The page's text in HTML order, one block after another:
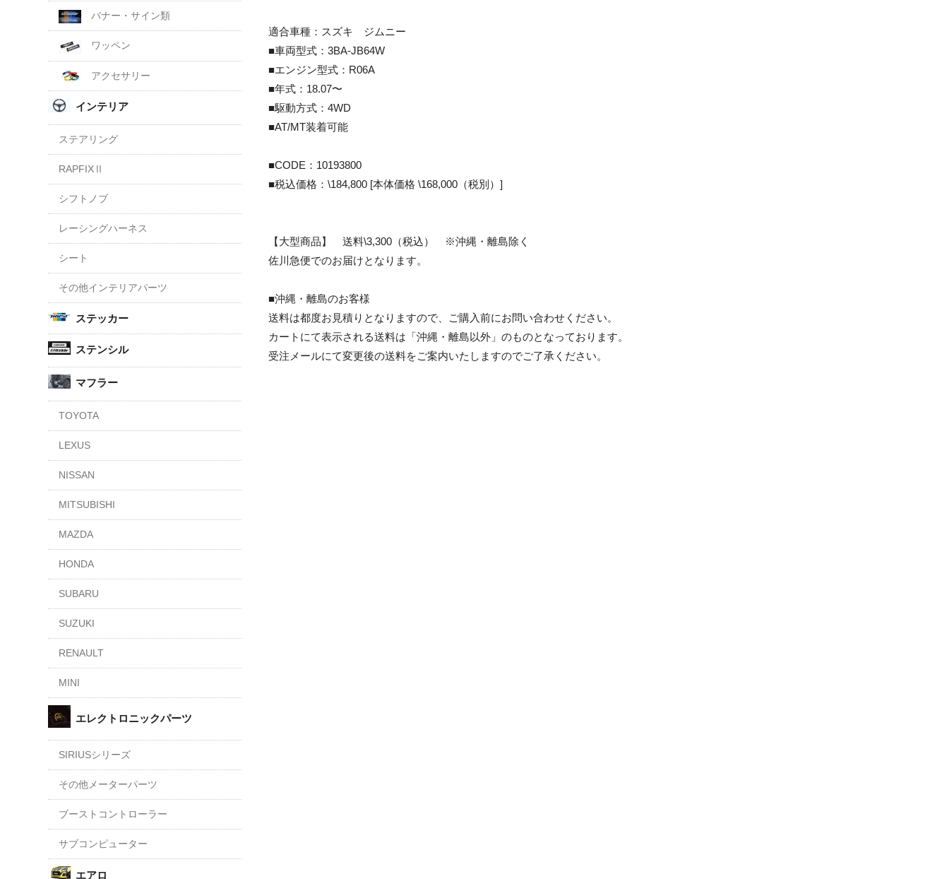
適合車種：スズキ ジムニー
■車両型式：3BA-JB64W
■エンジン型式：R06A
■年式：18.07〜
■駆動方式：4WD
■AT/MT装着可能
■CODE：10193800
■税込価格：\184,800 [本体価格 \168,000（税別）]
【大型商品】 送料\3,300（税込） ※沖縄・離島除く
佐川急便でのお届けとなります。
■沖縄・離島のお客様
送料は都度お見積りとなりますので、ご購入前にお問い合わせください。
カートにて表示される送料は「沖縄・離島以外」のものとなっております。
受注メールにて変更後の送料をご案内いたしますのでご了承ください。
バナー・サイン類
ワッペン
アクセサリー
インテリア
ステアリング
RAPFIXⅡ
シフトノブ
レーシングハーネス
シート
その他インテリアパーツ
ステッカー
ステンシル
マフラー
TOYOTA
LEXUS
NISSAN
MITSUBISHI
MAZDA
HONDA
SUBARU
SUZUKI
RENAULT
MINI
エレクトロニックパーツ
SIRIUSシリーズ
その他メーターパーツ
ブーストコントローラー
サブコンピューター
エアロ